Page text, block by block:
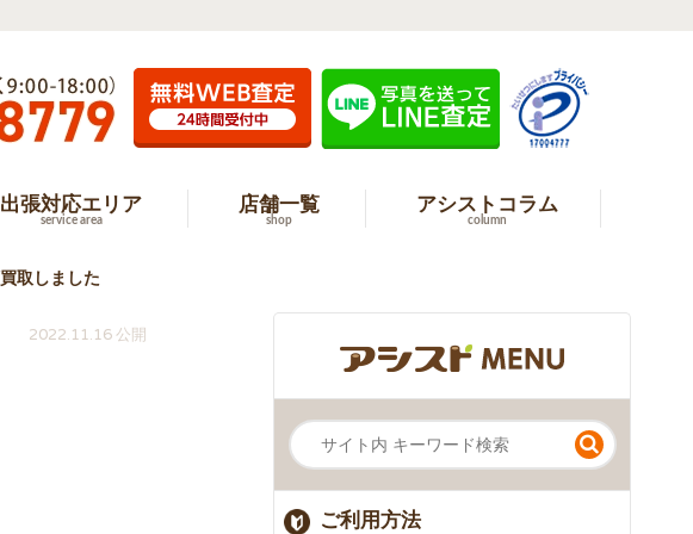
出張対応エリア
service area
店舗一覧
shop
アシストコラム
column
取しました
2022.11.16 公開
ご利用方法